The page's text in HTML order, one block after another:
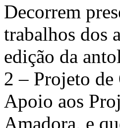
Decorrem
trabalhos dos
edição da
2 – Projeto de
Apoio aos
Amadora, e